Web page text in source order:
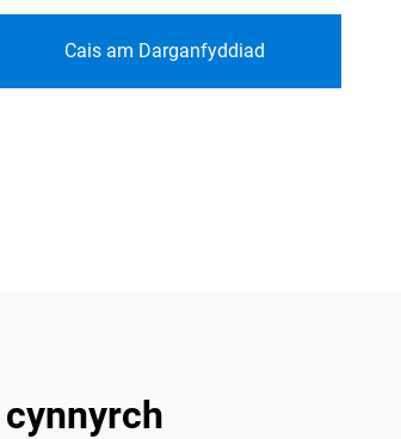
Cais am Darganfyddiad